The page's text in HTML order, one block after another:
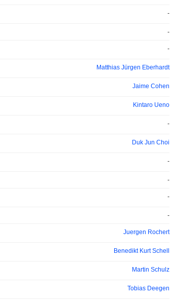
-
-
-
Matthias Jürgen Eberhardt
Jaime Cohen
Kintaro Ueno
-
Duk Jun Choi
-
-
-
-
Juergen Rochert
Benedikt Kurt Schell
Martin Schulz
Tobias Deegen